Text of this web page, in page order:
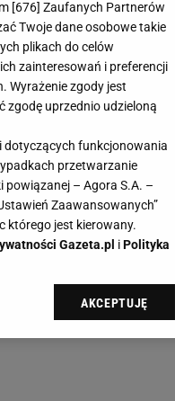
[676] Zaufanych Partnerów
Twoje dane osobowe takie
plikach do celów
zainteresowań i preferencji
Wyrażenie zgody jest
zgodę uprzednio udzieloną
dotyczących funkcjonowania
przetwarzanie
powiązanej – Agora S.A. –
Zaawansowanych”
którego jest kierowany.
Gazeta.pl iPolityka
sp. z o.o., jej
swoje preferencje
AKCEPTUJĘ